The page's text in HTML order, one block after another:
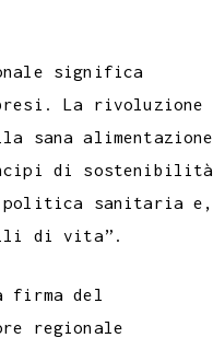
significa
La rivoluzione
sana alimentazione
di sostenibilità
politica sanitaria e,
di vita”.
firma del
regionale